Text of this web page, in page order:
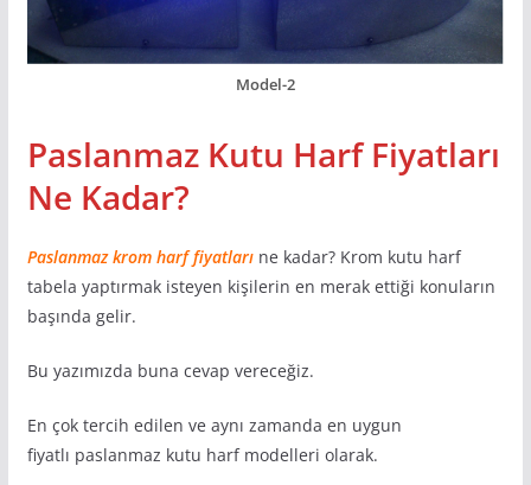
Model-2
Paslanmaz Kutu Harf Fiyatları
Ne Kadar?
Paslanmaz krom harf fiyatlarıne kadar? Krom kutu harf
tabela yaptırmak isteyen kişilerin en merak ettiği konuların
başında gelir.
Bu yazımızda buna cevap vereceğiz.
En çok tercih edilen ve aynı zamanda en uygun
fiyatlı paslanmaz kutu harf modelleri olarak.